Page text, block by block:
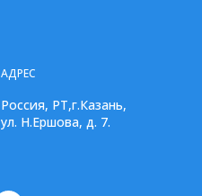
АДРЕС
Россия, РТ,г.Казань,
ул. Н.Ершова, д. 7.